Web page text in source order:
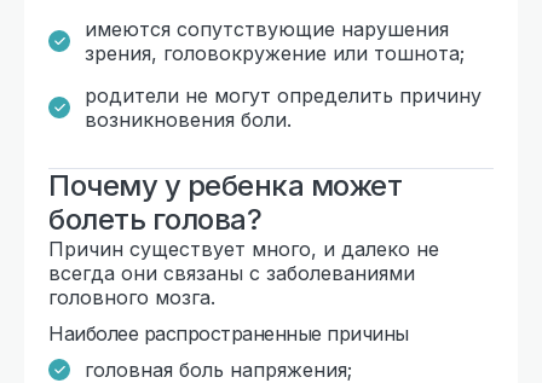
имеются сопутствующие нарушения
зрения, головокружение или тошнота;
родители не могут определить причину
возникновения боли.
Почему у ребенка может
болеть голова?
Причин существует много, и далеко не
всегда они связаны с заболеваниями
головного мозга.
Наиболее распространенные причины
головная боль напряжения;